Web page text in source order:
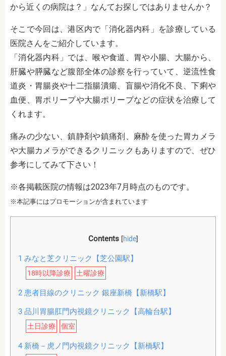
から近くの病院は？」なんてお探しではありませんか？
そこで今回は、港区内で「消化器内科」を診療している
医院さんをご紹介しています。
「消化器内科」では、喉や食道、胃や小腸、大腸から、
肝臓や膵臓など腹部全体の診察を行っていて、逆流性食
道炎・胃腸炎や十二指腸潰瘍、盲腸や消化不良、下痢や
血便、胃ポリープや大腸ポリープなどの症状を治療して
くれます。
痛みの少ない、鎮静剤や鎮痛剤、麻酔を使った胃カメラ
や大腸カメラができるクリニックもありますので、ぜひ
参考にしてみて下さい！
※各掲載医院の情報は2023年7月時点のものです。
※本記事にはプロモーションが含まれています
Contents [hide]
1 みなと芝クリニック【芝公園駅】
18時以降診療 土曜診療
2患者目線のクリニック 銀座新橋【新橋駅】
3品川胃腸肛門内視鏡クリニック【高輪台駅】
土日診療 個室
4新橋－虎ノ門内視鏡クリニック【新橋駅】